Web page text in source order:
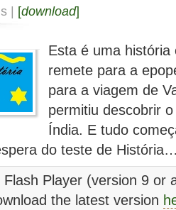
|
[download]
Esta é uma
remete para a
para a viagem de
permitiu descobrir
Índia. E tudo
do teste de
Flash Player (version 9 or
the latest version